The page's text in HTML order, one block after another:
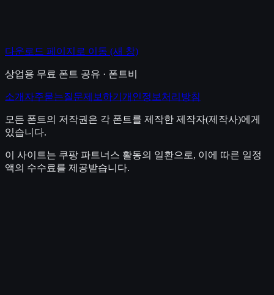
다운로드 페이지로 이동 (새 창)
상업용 무료 폰트 공유 · 폰트비
소개 자주묻는질문제보하기 개인정보처리방침
모든 폰트의 저작권은 각 폰트를 제작한 제작자(제작사)에게
있습니다.
이 사이트는 쿠팡 파트너스 활동의 일환으로, 이에 따른 일정
액의 수수료를 제공받습니다.